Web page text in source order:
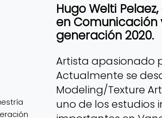
Hugo Welti
en Comunicación
generación 2020.
Artista apasionado
Actualmente se
Modeling/Texture
uno de los estudios